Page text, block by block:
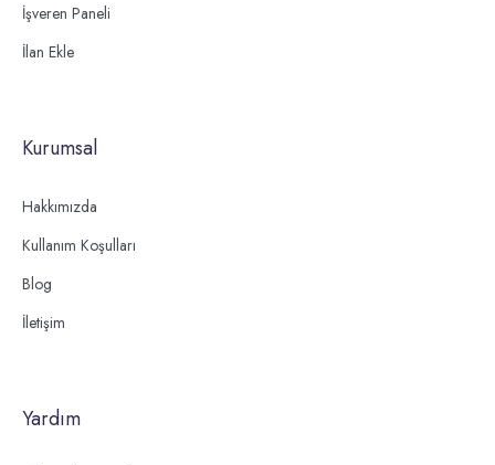
İşveren Paneli
İlan Ekle
Kurumsal
Hakkımızda
Kullanım Koşulları
Blog
İletişim
Yardım